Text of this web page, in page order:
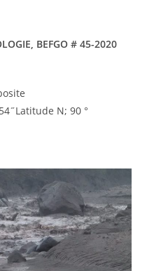
BEFGO # 45-2020
N; 90 °